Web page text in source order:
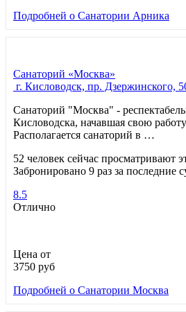
Подробней о Санатории Арника
Санаторий «Москва»
г. Кисловодск, пр. Дзержинского,
Санаторий "Москва" -
Кисловодска, начавшая свою
Располагается санаторий в …
52 человек сейчас просматривают
Забронировано 9 раз за последние
8.5
Отлично
Цена от
3750 руб
Подробней о Санатории Москва